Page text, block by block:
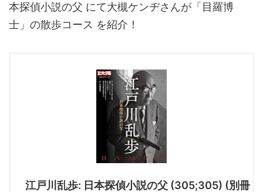
本探偵小説の父 にて大槻ケンヂさんが「目羅博
士」の散歩コース を紹介！
江戸川乱歩: 日本探偵小説の父 (305;305) (別冊